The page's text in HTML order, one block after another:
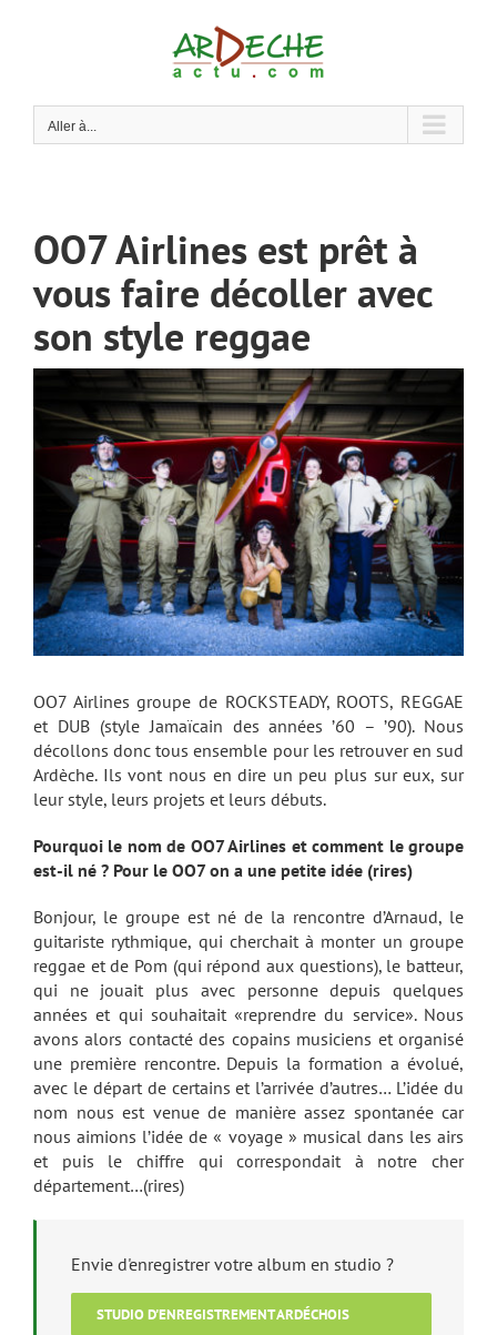
Aller à...
OO7 Airlines est prêt à
vous faire décoller avec
son style reggae
l'image
agrandie
OO7 Airlines groupe de ROCKSTEADY, ROOTS, REGGAE
et DUB (style Jamaïcain des années ’60 – ’90). Nous
décollons donc tous ensemble pour les retrouver en sud
Ardèche. Ils vont nous en dire un peu plus sur eux, sur
leur style, leurs projets et leurs débuts.
Pourquoi le nom de OO7 Airlines et comment le groupe
est-il né ? Pour le OO7 on a une petite idée (rires)
Bonjour, le groupe est né de la rencontre d’Arnaud, le
guitariste rythmique, qui cherchait à monter un groupe
reggae et de Pom (qui répond aux questions), le batteur,
qui ne jouait plus avec personne depuis quelques
années et qui souhaitait «reprendre du service». Nous
avons alors contacté des copains musiciens et organisé
une première rencontre. Depuis la formation a évolué,
avec le départ de certains et l’arrivée d’autres… L’idée du
nom nous est venue de manière assez spontanée car
nous aimions l’idée de « voyage » musical dans les airs
et puis le chiffre qui correspondait à notre cher
département…(rires)
Envie d'enregistrer votre album en studio ?
STUDIO D'ENREGISTREMENT ARDÉCHOIS